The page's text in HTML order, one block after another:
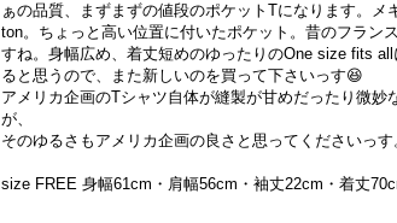
ぁの品質、まずまずの値段のポケットTになります。メ
ton。ちょっと高い位置に付いたポケット。昔のフラン
すね。身幅広め、着丈短めのゆったりのOne size fits
ると思うので、また新しいのを買って下さいっす😆
アメリカ企画のTシャツ自体が縫製が甘めだったり微妙
が、
そのゆるさもアメリカ企画の良さと思ってくださいっす
size FREE 身幅61cm・肩幅56cm・袖丈22cm・着丈